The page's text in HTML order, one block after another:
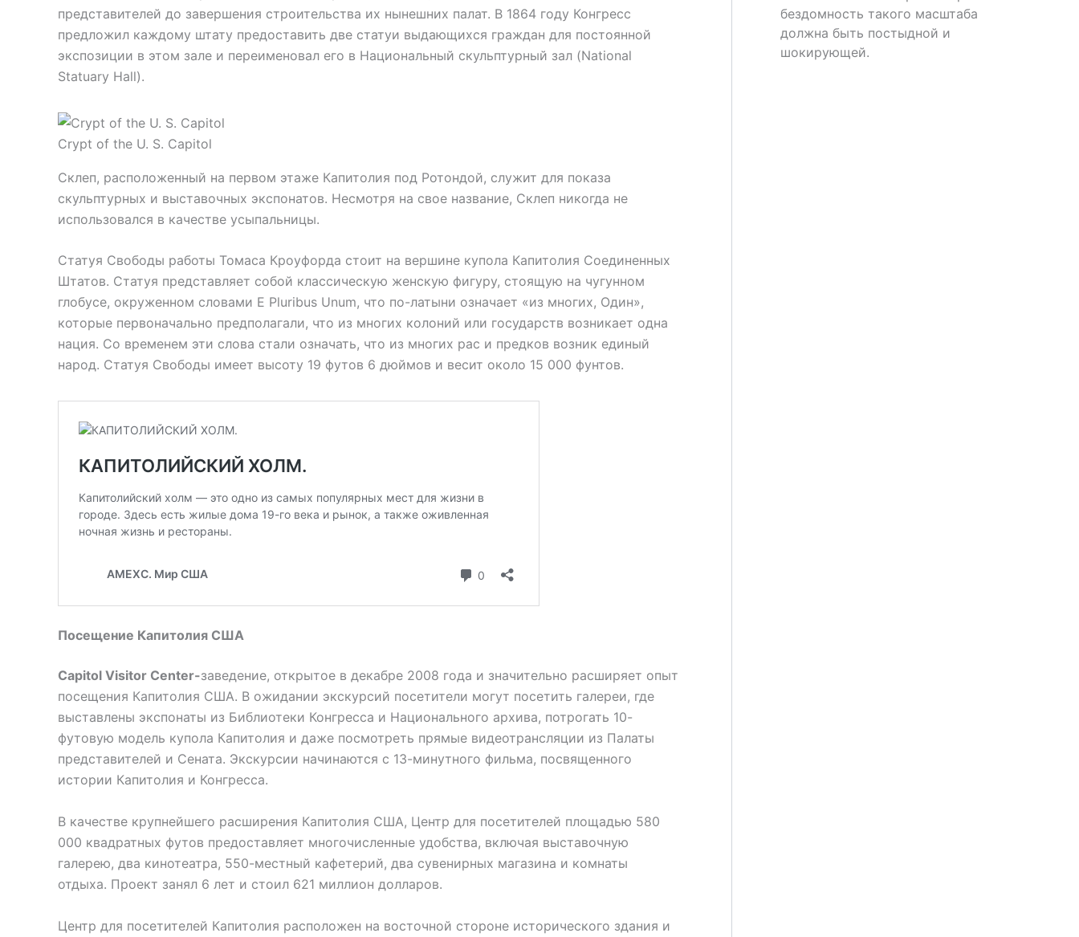
представителей до завершения строительства их нынешних палат. В 1864 году Конгресс
предложил каждому штату предоставить две статуи выдающихся граждан для постоянной
экспозиции в этом зале и переименовал его в Национальный скульптурный зал (National
Statuary Hall).
Crypt of the U. S. Capitol
Склеп, расположенный на первом этаже Капитолия под Ротондой, служит для показа
скульптурных и выставочных экспонатов. Несмотря на свое название, Склеп никогда не
использовался в качестве усыпальницы.
Статуя Свободы работы Томаса Кроуфорда стоит на вершине купола Капитолия Соединенных
Штатов. Статуя представляет собой классическую женскую фигуру, стоящую на чугунном
глобусе, окруженном словами E Pluribus Unum, что по-латыни означает «из многих, Один»,
которые первоначально предполагали, что из многих колоний или государств возникает одна
нация. Со временем эти слова стали означать, что из многих рас и предков возник единый
народ. Статуя Свободы имеет высоту 19 футов 6 дюймов и весит около 15 000 фунтов.
Посещение Капитолия США
Capitol Visitor Center-заведение, открытое в декабре 2008 года и значительно расширяет опыт
посещения Капитолия США. В ожидании экскурсий посетители могут посетить галереи, где
выставлены экспонаты из Библиотеки Конгресса и Национального архива, потрогать 10-
футовую модель купола Капитолия и даже посмотреть прямые видеотрансляции из Палаты
представителей и Сената. Экскурсии начинаются с 13-минутного фильма, посвященного
истории Капитолия и Конгресса.
В качестве крупнейшего расширения Капитолия США, Центр для посетителей площадью 580
000 квадратных футов предоставляет многочисленные удобства, включая выставочную
галерею, два кинотеатра, 550-местный кафетерий, два сувенирных магазина и комнаты
отдыха. Проект занял 6 лет и стоил 621 миллион долларов.
Центр для посетителей Капитолия расположен на восточной стороне исторического здания и
бездомность такого масштаба
должна быть постыдной и
шокирующей.